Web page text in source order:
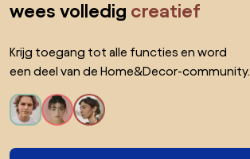
wees volledig creatief
Krijg toegang tot alle functies en word
een deel van de Home&Decor-community.